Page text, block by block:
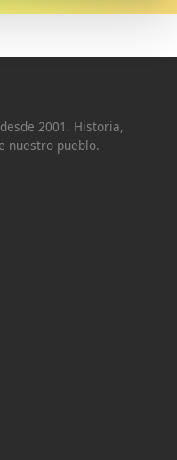
2001. Historia,
nuestro pueblo.